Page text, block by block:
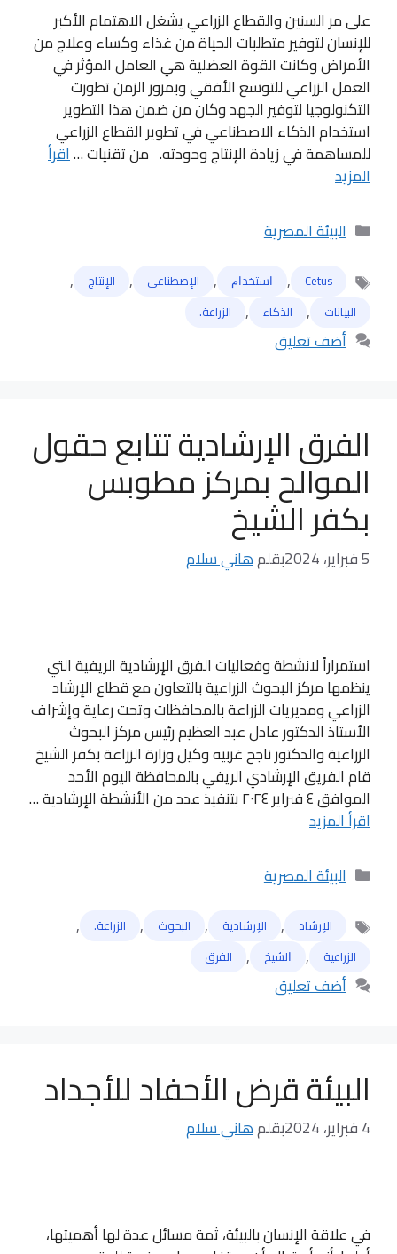
على مر السنين والقطاع الزراعي يشغل الاهتمام الأكبر
للإنسان لتوفير متطلبات الحياة من غذاء وكساء وعلاج من
الأمراض وكانت القوة العضلية هي العامل المؤثر في
العمل الزراعي للتوسع الأفقي وبمرور الزمن تطورت
التكنولوجيا لتوفير الجهد وكان من ضمن هذا التطوير
استخدام الذكاء الاصطناعي في تطوير القطاع الزراعي
للمساهمة في زيادة الإنتاج وحودته. من تقنيات …اقرأ
المزيد
التصنيفات
البيئة المصرية
الوسوم
Cetus
, ﺍﺳﺘﺨﺪﺍﻡ , الإصطناعي , الإنتاج ,
البيانات , الذكاء , الزراعة.
أضف تعليق
الفرق الإرشادية تتابع حقول
الموالح بمركز مطوبس
بكفر الشيخ
5 فبراير، 2024 بقلمهاني سلام
استمراراً لانشطة وفعاليات الفرق الإرشادية الريفية التي
ينظمها مركز البحوث الزراعية بالتعاون مع قطاع الإرشاد
الزراعي ومديريات الزراعة بالمحافظات وتحت رعاية وإشراف
الأستاذ الدكتور عادل عبد العظيم رئيس مركز البحوث
الزراعية والدكتور ناجح غربيه وكيل وزارة الزراعة بكفر الشيخ
قام الفريق الإرشادي الريفي بالمحافظة اليوم الأحد
الموافق ٤ فبراير ٢٠٢٤ بتنفيذ عدد من الأنشطة الإرشادية …
اقرأ المزيد
التصنيفات
البيئة المصرية
الوسوم
الإرشاد , الإرشادية , البحوث , الزراعة. ,
الزراعية , ﺍﻟﺸﻴﺦ , الفرق
أضف تعليق
البيئة قرض الأحفاد للأجداد
4 فبراير، 2024 بقلمهاني سلام
في علاقة الإنسان بالبيئة، ثمة مسائل عدة لها أهميتها،